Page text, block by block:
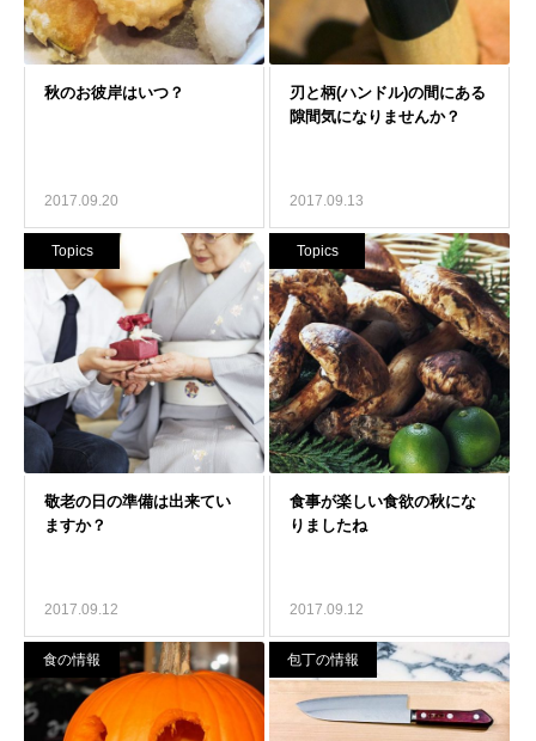
2017.09.20 2017.09.13
Topics
2017.09.12
Topics
2017.09.12
食の情報 包丁の情報